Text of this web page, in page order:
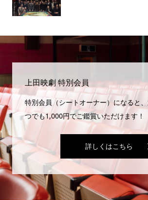
上田映劇 特別会員
特別会員（シートオーナー）になると
つでも1,000円でご鑑賞いただけます！
詳しくはこちら